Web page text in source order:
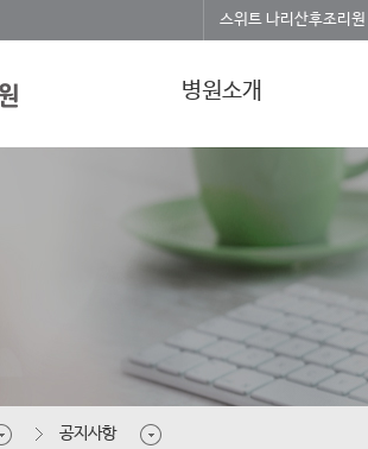
스위트 나리산후조리원
병원소개
공지사항